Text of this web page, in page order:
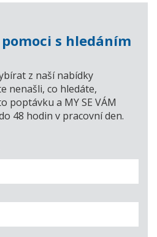
s hledáním
z naší nabídky
nenašli, co hledáte,
poptávku a MY SE VÁM
48 hodin v pracovní den.